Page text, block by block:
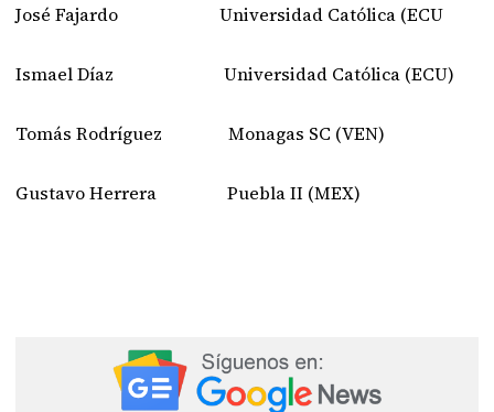
José Fajardo Universidad Católica (ECU
Ismael Díaz Universidad Católica (ECU)
Tomás Rodríguez Monagas SC (VEN)
Gustavo Herrera Puebla II (MEX)